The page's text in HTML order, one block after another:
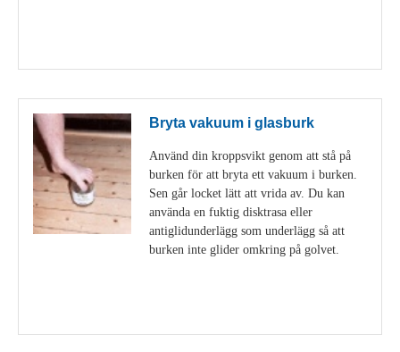
Bryta vakuum i glasburk
Använd din kroppsvikt genom att stå på
burken för att bryta ett vakuum i burken.
Sen går locket lätt att vrida av. Du kan
använda en fuktig disktrasa eller
antiglidunderlägg som underlägg så att
burken inte glider omkring på golvet.